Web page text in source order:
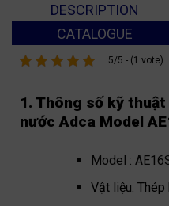
DESCRIPTION
CATALOGUE
5/5 - (1 vote)
1. Thông số kỹ
nước Adca Model
Model :
Vật liệu: Thép